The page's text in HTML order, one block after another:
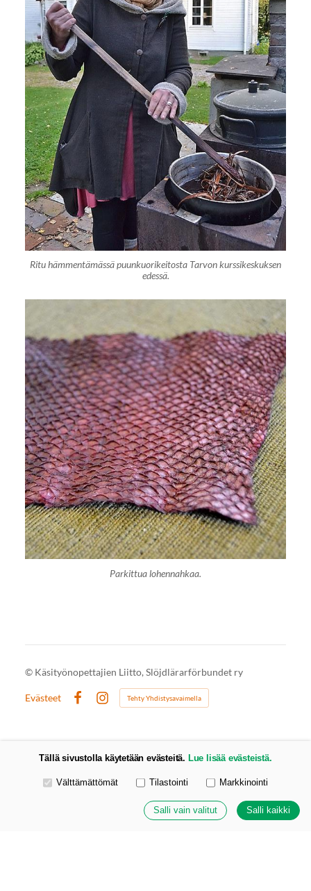
Ritu hämmentämässä puunkuorikeitosta Tarvon kurssikeskuksen
© Käsityönopettajien Liitto, Slöjdlärarförbundet ry
Evästeet
Instagram
Tehty Yhdistysavaimella
Tällä sivustolla käytetään evästeitä. Lue lisää evästeistä.
Valitse käytettävät evästeet
Välttämättömät Tilastointi Markkinointi
Salli vain valitut Salli kaikki